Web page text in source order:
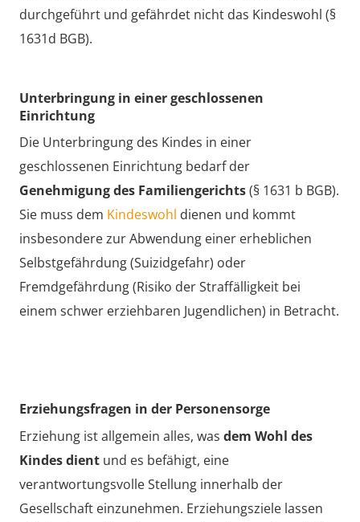
durchgeführt und gefährdet nicht das Kindeswohl (§
1631d BGB).
Unterbringung in einer geschlossenen
Einrichtung
Die Unterbringung des Kindes in einer
geschlossenen Einrichtung bedarf der
Genehmigung des Familiengerichts(§ 1631 b BGB).
Sie muss dem Kindeswohl dienen und kommt
insbesondere zur Abwendung einer erheblichen
Selbstgefährdung (Suizidgefahr) oder
Fremdgefährdung (Risiko der Straffälligkeit bei
einem schwer erziehbaren Jugendlichen) in Betracht.
Erziehungsfragen in der Personensorge
Erziehung ist allgemein alles, was dem Wohl des
Kindes dient und es befähigt, eine
verantwortungsvolle Stellung innerhalb der
Gesellschaft einzunehmen. Erziehungsziele lassen